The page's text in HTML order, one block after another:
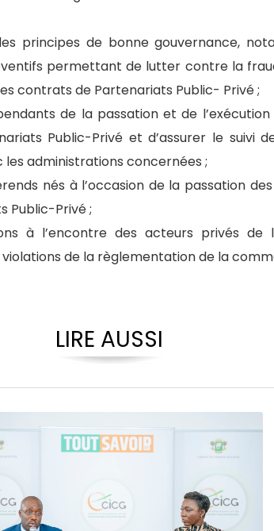
principes de bonne gouvernance,
permettant de lutter contre la
contrats de Partenariats Public- Privé ;
de la passation et de
Public-Privé et d’assurer le suivi
administrations concernées ;
nés à l’occasion de la passation
Public-Privé ;
à l’encontre des acteurs privés de
de la règlementation de la
LIRE AUSSI